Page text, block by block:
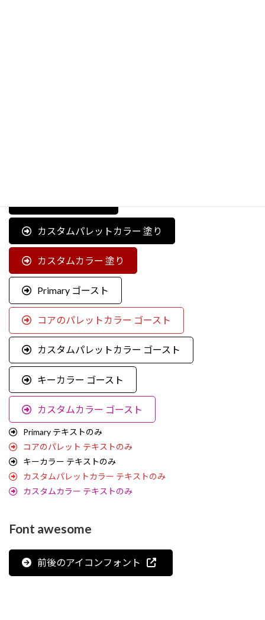
カスタムパレットカラー 塗り
カスタムカラー 塗り
Primary ゴースト
コアのパレットカラー ゴースト
カスタムパレットカラー ゴースト
キーカラー ゴースト
カスタムカラー ゴースト
Primary テキストのみ
コアのパレット テキストのみ
キーカラー テキストのみ
カスタムパレットカラー テキストのみ
カスタムカラー テキストのみ
Font awesome
前後のアイコンフォント